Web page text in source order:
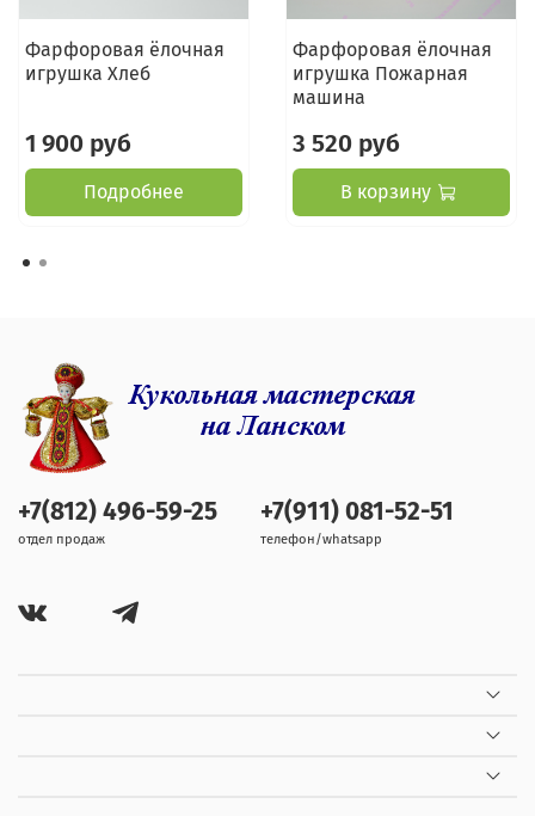
Фарфоровая ёлочная
игрушка Хлеб
1 900 руб
Подробнее
Фарфоровая ёлочная
игрушка Пожарная
машина
3 520 руб
В корзину
+7(812) 496-59-25
отдел продаж
+7(911) 081-52-51
телефон/whatsapp